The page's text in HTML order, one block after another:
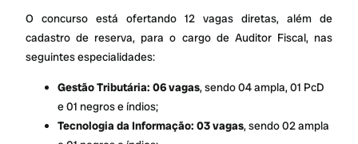
O concurso está ofertando 12 vagas diretas, além de
cadastro de reserva, para o cargo de Auditor Fiscal, nas
seguintes especialidades:
Gestão Tributária: 06 vagas, sendo 04 ampla, 01 PcD
e 01 negros e índios;
Tecnologia da Informação: 03 vagas, sendo 02 ampla